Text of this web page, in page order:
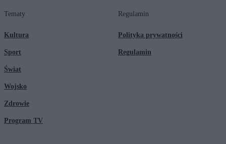
Tematy
Kultura
Sport
Świat
Wojsko
Zdrowie
Program TV
Regulamin
Polityka prywatności
Regulamin